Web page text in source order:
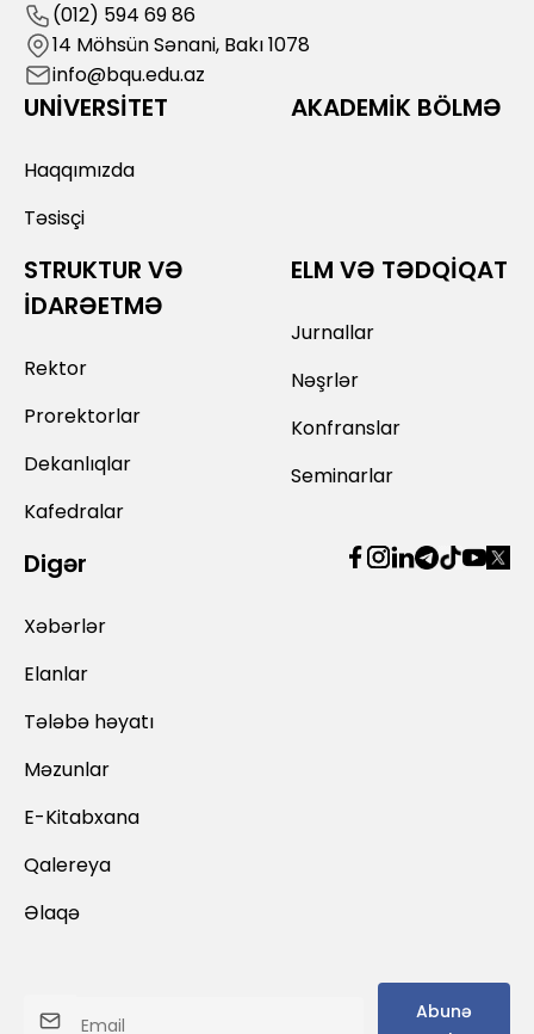
(012) 594 69 86
14 Möhsün Sənani, Bakı 1078
info@bqu.edu.az
UNİVERSİTET
Haqqımızda
Təsisçi
AKADEMİK BÖLMƏ
STRUKTUR VƏ
İDARƏETMƏ
Rektor
Prorektorlar
Dekanlıqlar
Kafedralar
ELM VƏ TƏDQİQAT
Jurnallar
Nəşrlər
Konfranslar
Seminarlar
Digər
Xəbərlər
Elanlar
Tələbə həyatı
Məzunlar
E-Kitabxana
Qalereya
Əlaqə
Abunə